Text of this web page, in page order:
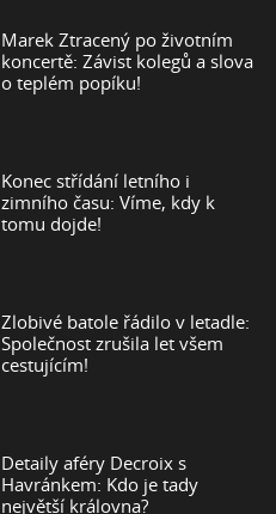
Marek Ztracený po životním
koncertě: Závist kolegů a slova
o teplém popíku!
Konec střídání letního i
zimního času: Víme, kdy k
tomu dojde!
Zlobivé batole řádilo v letadle:
Společnost zrušila let všem
cestujícím!
Detaily aféry Decroix s
Havránkem: Kdo je tady
největší královna?